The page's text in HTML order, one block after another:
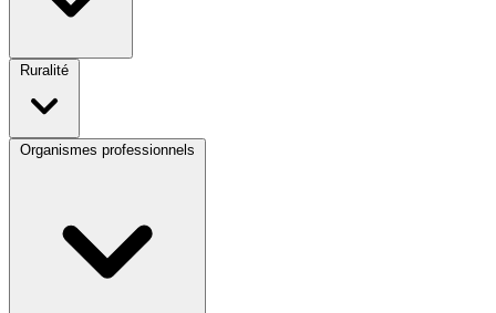
Ruralité
Organismes professionnels